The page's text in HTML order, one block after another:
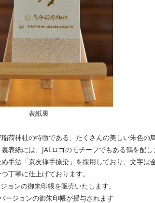
裏
荷神社の特徴である、たくさんの美しい朱色の
表紙には、JALロゴのモチーフでもある鶴を配し
手法「京友禅手捺染」を採用しており、文字は
丁寧に仕上げております。
ョンの御朱印帳を販売いたします。
ージョンの御朱印帳が授与されます